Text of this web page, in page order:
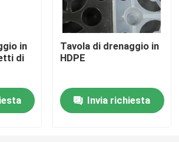
del geotessuto
di Geomembrane
in
di
Tavola di drenaggio in
HDPE
Invia richiesta